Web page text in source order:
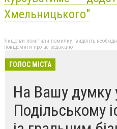
Хмельницького"
Якщо ви помітили помилку, виділіть
повідомити про це редакцію
ГОЛОС МІСТА
На Вашу думку
Подільському